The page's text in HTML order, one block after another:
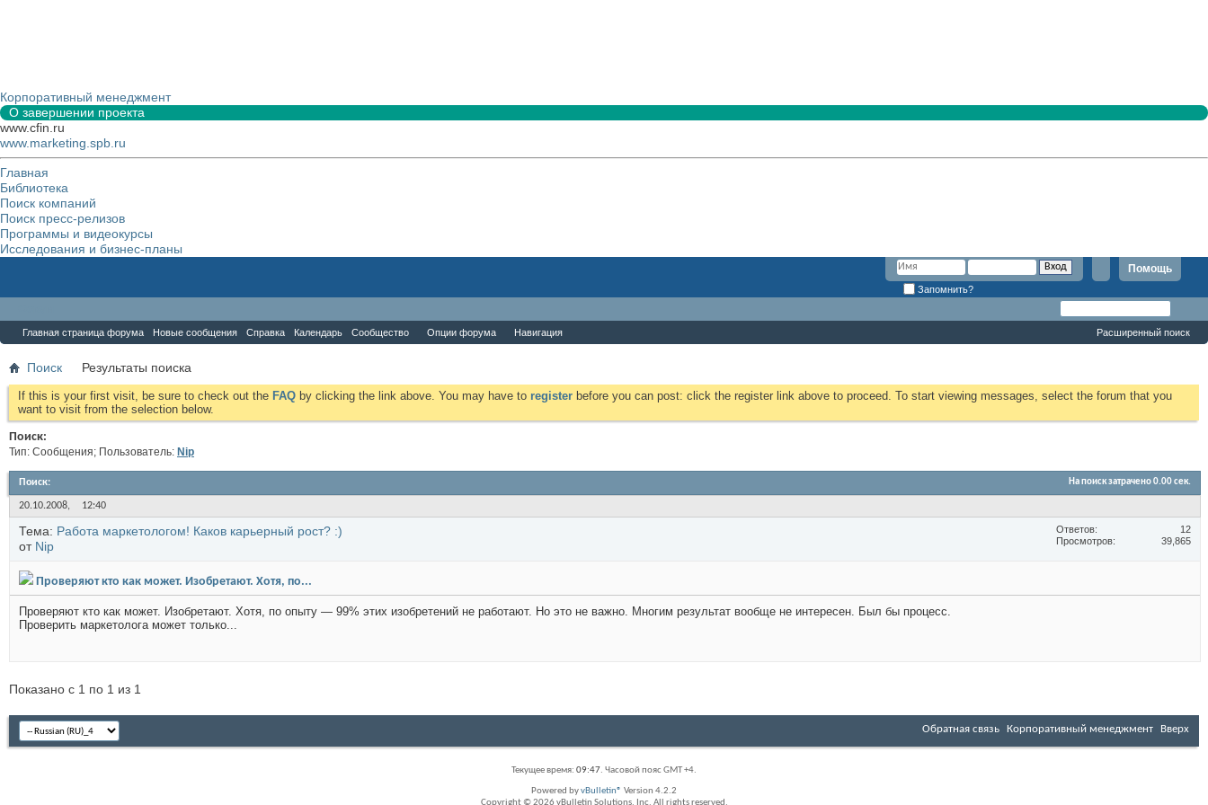
Корпоративный менеджмент
О завершении проекта
www.cfin.ru
www.marketing.spb.ru
Главная
Библиотека
Поиск компаний
Поиск пресс-релизов
Программы и видеокурсы
Исследования и бизнес-планы
Помощь
Запомнить?
Главная страница форума Новые сообщения Справка Календарь Сообщество Опции форума Навигация Расширенный поиск
Поиск Результаты поиска
If this is your first visit, be sure to check out the FAQ by clicking the link above. You may have to register before you can post: click the register link above to proceed. To start viewing messages, select the forum that you
want to visit from the selection below.
Поиск:
Тип: Сообщения; Пользователь: Nip
Поиск: На поиск затрачено0.00сек.
20.10.2008, 12:40
Тема: Работа маркетологом! Каков карьерный рост? :)
от Nip
Ответов
12
Просмотров
39,865
Проверяют кто как может. Изобретают. Хотя, по...
Проверяют кто как может. Изобретают. Хотя, по опыту — 99% этих изобретений не работают. Но это не важно. Многим результат вообще не интересен. Был бы процесс.
Проверить маркетолога может только...
Показано с 1 по 1 из 1
Обратная связь Корпоративный менеджмент Вверх
Текущее время: 09:47. Часовой пояс GMT +4.
Powered byvBulletin® Version 4.2.2
Copyright © 2026 vBulletin Solutions, Inc. All rights reserved.